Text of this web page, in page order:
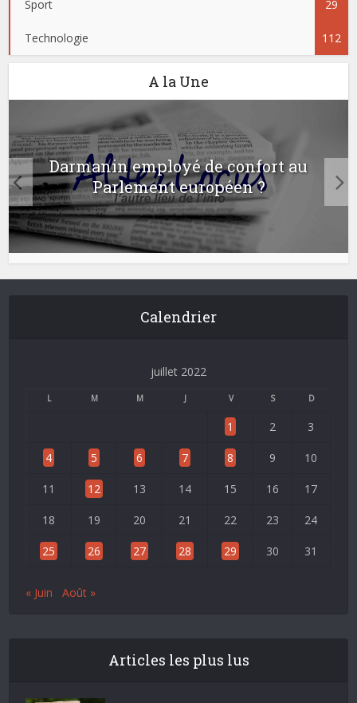
Sport 29
Technologie 112
A la Une
Darmanin employé de confort au
Parlement européen ?
Calendrier
juillet 2022
L M M J V S D
1 2 3
4 5 6 7 8 9 10
11 12 13 14 15 16 17
18 19 20 21 22 23 24
25 26 27 28 29 30 31
« Juin Août »
Articles les plus lus